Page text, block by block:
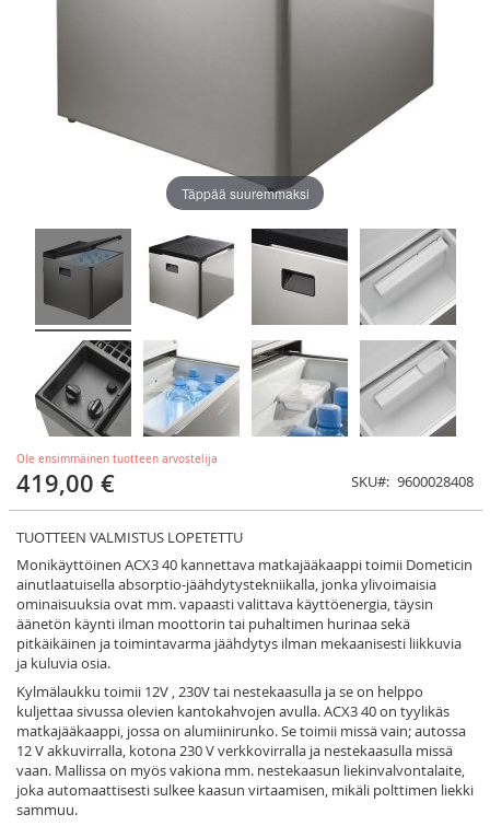
Ole ensimmäinen tuotteen arvostelija
419,00 € SKU 9600028408
TUOTTEEN VALMISTUS LOPETETTU
Monikäyttöinen ACX3 40 kannettava matkajääkaappi toimii Dometicin
ainutlaatuisella absorptio-jäähdytystekniikalla, jonka ylivoimaisia
ominaisuuksia ovat mm. vapaasti valittava käyttöenergia, täysin
äänetön käynti ilman moottorin tai puhaltimen hurinaa sekä
pitkäikäinen ja toimintavarma jäähdytys ilman mekaanisesti liikkuvia
ja kuluvia osia.
Kylmälaukku toimii 12V , 230V tai nestekaasulla ja se on helppo
kuljettaa sivussa olevien kantokahvojen avulla. ACX3 40 on tyylikäs
matkajääkaappi, jossa on alumiinirunko. Se toimii missä vain; autossa
12 V akkuvirralla, kotona 230 V verkkovirralla ja nestekaasulla missä
vaan. Mallissa on myös vakiona mm. nestekaasun liekinvalvontalaite,
joka automaattisesti sulkee kaasun virtaamisen, mikäli polttimen liekki
sammuu.
Täppää suuremmaksi